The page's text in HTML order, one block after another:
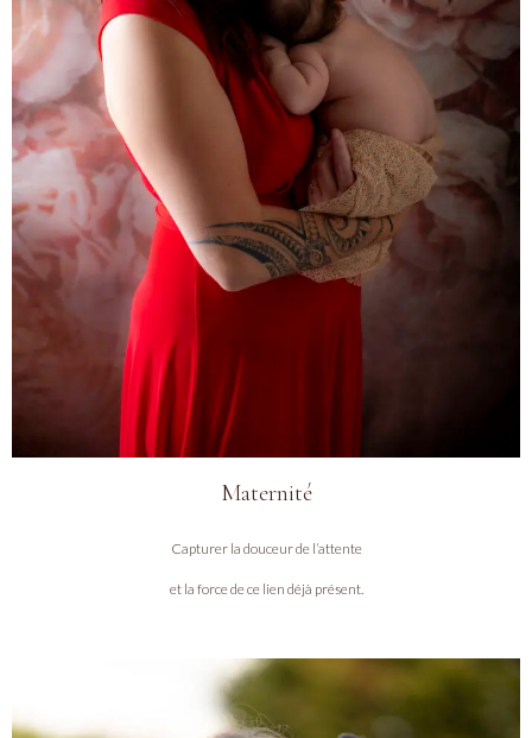
Maternité
Capturer la douceur de l’attente
et la force de ce lien déjà présent.